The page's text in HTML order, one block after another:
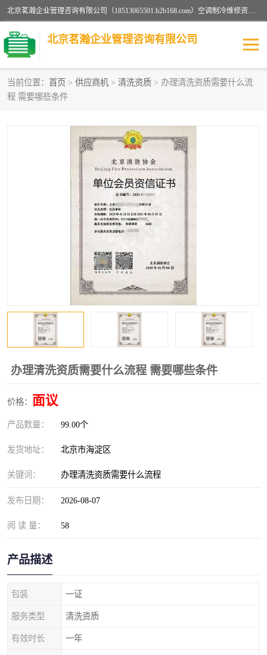
北京茗瀚企业管理咨询有限公司（18513065501.b2b168.com）空调制冷维修资质,油烟管道清洗资质,清洗行业资质公司秉承“顾客至上，锐意进缺的经营理念，我们提供高质量的产品，坚持“客户”的原则为广大客户提供贴心服务。如果你对公司的产品感兴趣，可以联系高经理，我们会用好的产品和服务让您满意。
北京茗瀚企业管理咨询有限公司
当前位置： 首页 > 供应商机 > 清洗资质 > 办理清洗资质需要什么流
程 需要哪些条件
办理清洗资质需要什么流程 需要哪些条件
价格： 面议
产品数量： 99.00个
发货地址： 北京市海淀区
关键词： 办理清洗资质需要什么流程
发布日期： 2026-08-07
阅 读 量： 58
产品描述
包装 一证
服务类型 清洗资质
有效时长 一年
烟道清洗资质
认证服务
防爆电气维修安装资质 空调制冷维修安装资质
矿用设备检修资质